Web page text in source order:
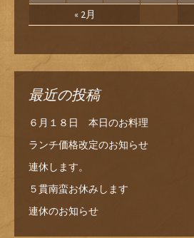
« 2月
最近の投稿
６月１８日 本日のお料理
ランチ価格改定のお知らせ
連休します。
５貫南蛮お休みします
連休のお知らせ